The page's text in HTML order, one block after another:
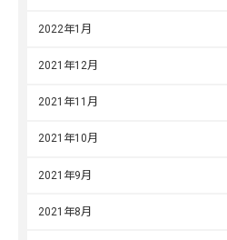
2022年1月
2021年12月
2021年11月
2021年10月
2021年9月
2021年8月